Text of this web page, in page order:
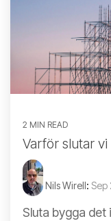
2 MIN READ
Varför slutar
Nils Wirell: Sep
Sluta bygga det